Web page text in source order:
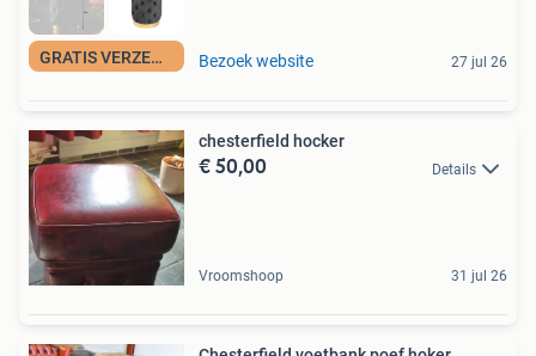
GRATIS VERZENDING Bezoek website 27 jul 26
chesterfield hocker
€ 50,00 Details
Vroomshoop 31 jul 26